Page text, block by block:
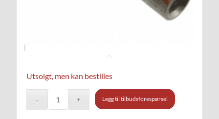
Utsolgt, men kan bestilles
Legg til tilbudsforespørsel